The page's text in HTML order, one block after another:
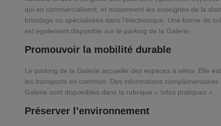
qui en commercialisent, et notamment les enseignes de la
bricolage ou spécialisées dans l’électronique. Une borne de
est également disponible sur le parking de la Galerie.
Promouvoir la mobilité durable
Le parking de la Galerie accueille des espaces à vélos. Elle
les transports en commun. Des informations complémentaires
Galerie sont disponibles dans la rubrique « Infos pratiques ».
Préserver l’environnement